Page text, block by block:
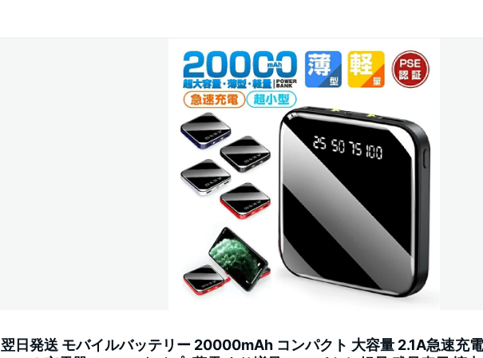
翌日発送 モバイルバッテリー 20000mAh コンパクト 大容量 2.1A急速充